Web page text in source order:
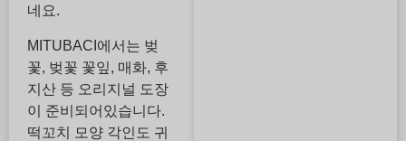
네요.
MITUBACI에서는 벚
꽃, 벚꽃 꽃잎, 매화, 후
지산 등 오리지널 도장
이 준비되어있습니다.
떡꼬치 모양 각인도 귀